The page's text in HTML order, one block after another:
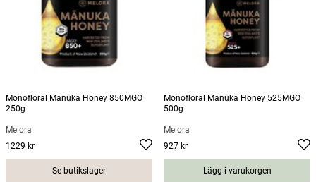
Monofloral Manuka Honey 850MGO
250g
Melora
Pris :1229 kr
1229 kr
Se butikslager
Monofloral Manuka Honey 525MGO
500g
Melora
Pris:
927 kr
Lägg i varukorgen